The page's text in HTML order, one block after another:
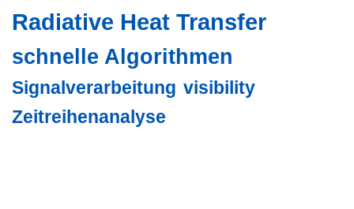
Radiative Heat Transfer
schnelle Algorithmen
Signalverarbeitung visibility
Zeitreihenanalyse